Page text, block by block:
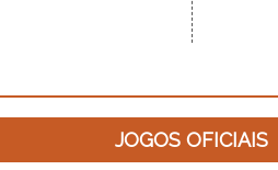
JOGOS OFICIAIS